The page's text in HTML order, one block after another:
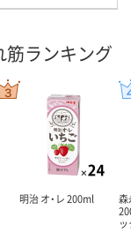
筋ランキング
明治 オ・レ 200ml
森